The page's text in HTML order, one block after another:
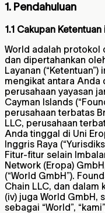
1. Pendahuluan
1.1 Cakupan Ketentuan
World adalah protokol
dan dipertahankan
Layanan
mengikat antara Anda
perusahaan yayasan
Cayman Islands
perusahaan terbatas
LLC, perusahaan
Anda tinggal di Uni
Inggris Raya
Fitur-fitur selain
Network (Eropa)
(“World GmbH”).
Chain LLC, dan dalam
(iv) juga World GmbH,
sebagai “World”,